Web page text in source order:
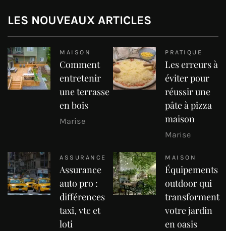
LES NOUVEAUX ARTICLES
MAISON
Comment
entretenir
une terrasse
en bois
Marise
PRATIQUE
Les erreurs à
éviter pour
réussir une
pâte à pizza
maison
Marise
ASSURANCE
Assurance
auto pro :
différences
taxi, vtc et
loti
MAISON
Équipements
outdoor qui
transforment
votre jardin
en oasis